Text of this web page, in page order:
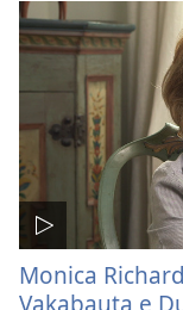
Monica
Vakabauta e